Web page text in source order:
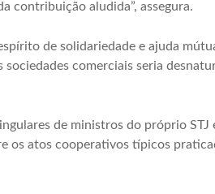
contribuição aludida”, assegura.
de solidariedade e ajuda
comerciais seria
de ministros do próprio STJ
os atos cooperativos típicos